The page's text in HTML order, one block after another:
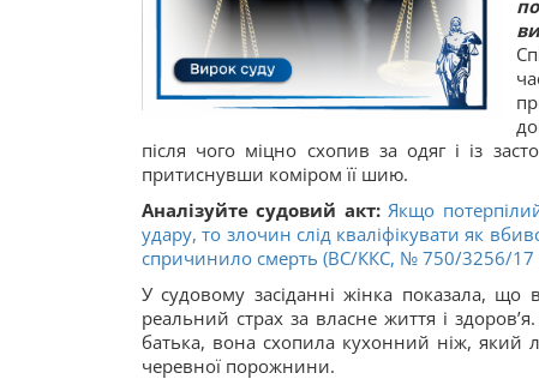
після чого міцно схопив за одяг і із
притиснувши коміром її шию.
Аналізуйте судовий акт:Якщо
удару, то злочин слід кваліфікувати як
спричинило смерть (ВС/ККС, № 750/3256/17
У судовому засіданні жінка показала,
реальний страх за власне життя і
батька, вона схопила кухонний ніж, який
черевної порожнини.